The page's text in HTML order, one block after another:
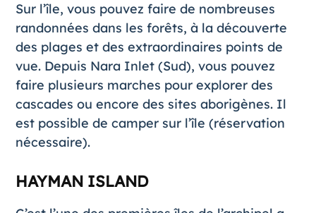
Sur l’île, vous pouvez faire de nombreuses
randonnées dans les forêts, à la découverte
des plages et des extraordinaires points de
vue. Depuis Nara Inlet (Sud), vous pouvez
faire plusieurs marches pour explorer des
cascades ou encore des sites aborigènes. Il
est possible de camper sur l’île (réservation
nécessaire).
HAYMAN ISLAND